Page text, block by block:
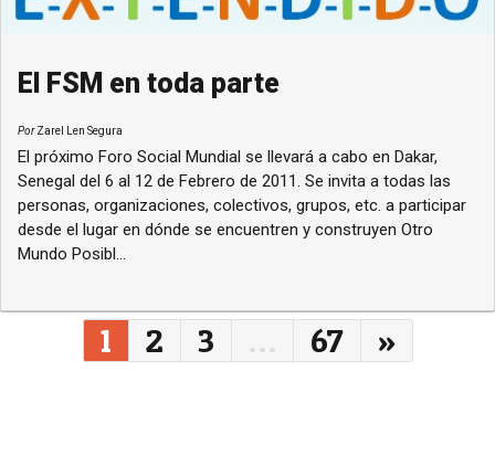
El FSM en toda parte
PorZarel Len Segura
El próximo Foro Social Mundial se llevará a cabo en Dakar,
Senegal del 6 al 12 de Febrero de 2011. Se invita a todas las
personas, organizaciones, colectivos, grupos, etc. a participar
desde el lugar en dónde se encuentren y construyen Otro
Mundo Posibl...
Navegação entre posts
1 2 3 … 67 »